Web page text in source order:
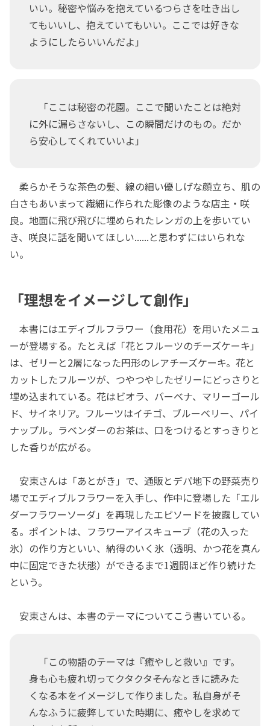
いい。秘密や悩みを抱えているつらさを吐き出し
てもいいし、抱えていてもいい。ここでは好きな
ようにしたらいいんだよ」
「ここは秘密の花園。ここで聞いたことは絶対
に外に漏らさないし、この瞬間だけのもの。だか
ら安心してくれていいよ」
柔らかそうな茶色の髪、線の細い優しげな顔立ち、肌の
白さもあいまって繊細に作られた彫像のような店主・咲
良。地面に飛び飛びに埋められたレンガの上を歩いてい
き、咲良に話を聞いてほしい......と思わずにはいられな
い。
「理想をイメージして創作」
本書にはエディブルフラワー（食用花）を用いたメニュ
ーが登場する。たとえば「花とフルーツのチーズケーキ」
は、ゼリーと2層になった円形のレアチーズケーキ。花と
カットしたフルーツが、つやつやしたゼリーにどっさりと
埋め込まれている。花はビオラ、バーベナ、マリーゴール
ド、サイネリア。フルーツはイチゴ、ブルーベリー、パイ
ナップル。ラベンダーのお茶は、口をつけるとすっきりと
した香りが広がる。
安東さんは「あとがき」で、通販とデパ地下の野菜売り
場でエディブルフラワーを入手し、作中に登場した「エル
ダーフラワーソーダ」を再現したエピソードを披露してい
る。ポイントは、フラワーアイスキューブ（花の入った
氷）の作り方といい、納得のいく氷（透明、かつ花を真ん
中に固定できた状態）ができるまで1週間ほど作り続けた
という。
安東さんは、本書のテーマについてこう書いている。
「この物語のテーマは『癒やしと救い』です。
身も心も疲れ切ってクタクタ――そんなときに読みた
くなる本をイメージして作りました。私自身がそ
んなふうに疲弊していた時期に、癒やしを求めて